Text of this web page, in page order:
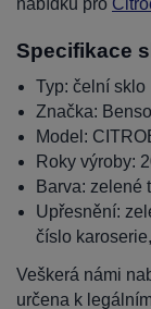
nabídku pro
Specifikace
Typ: čelní sklo
Značka:
Model:
Roky výroby:
Barva: zelené
Upřesnění:
číslo
Veškerá námi
určena k